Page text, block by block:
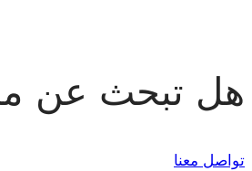
هل تبحث عن
تواصل معنا